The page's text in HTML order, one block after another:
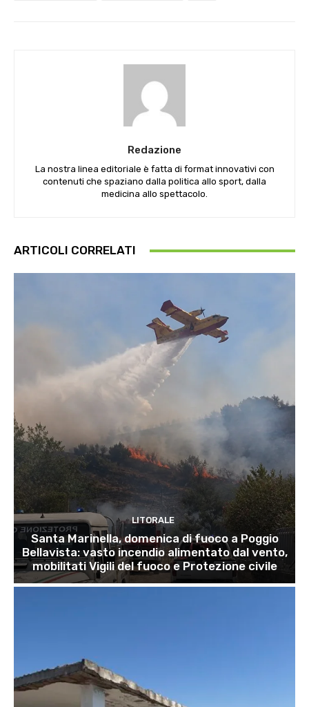
Redazione
La nostra linea editoriale è fatta di format innovativi con
contenuti che spaziano dalla politica allo sport, dalla
medicina allo spettacolo.
ARTICOLI CORRELATI
LITORALE
Santa Marinella, domenica di fuoco a Poggio
Bellavista: vasto incendio alimentato dal vento,
mobilitati Vigili del fuoco e Protezione civile